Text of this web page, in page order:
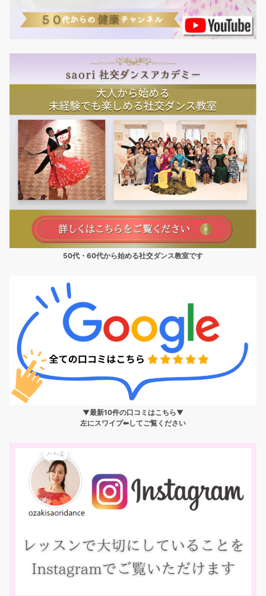
50代・60代から始める社交ダンス教室です
▼最新10件の口コミはこちら▼
左にスワイプ⬅︎してご覧ください